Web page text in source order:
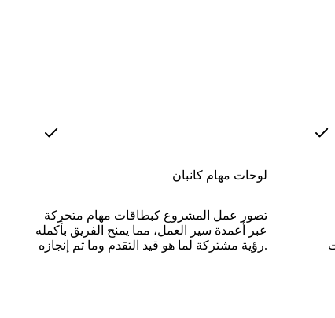
لوحات مهام كانبان
تصور عمل المشروع كبطاقات مهام متحركة
عبر أعمدة سير العمل، مما يمنح الفريق بأكمله
رؤية مشتركة لما هو قيد التقدم وما تم إنجازه.